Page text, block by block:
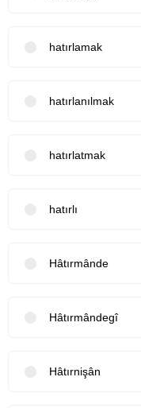
hatırlamak
hatırlanılmak
hatırlatmak
hatırlı
Hâtırmânde
Hâtırmândegî
Hâtırnişân